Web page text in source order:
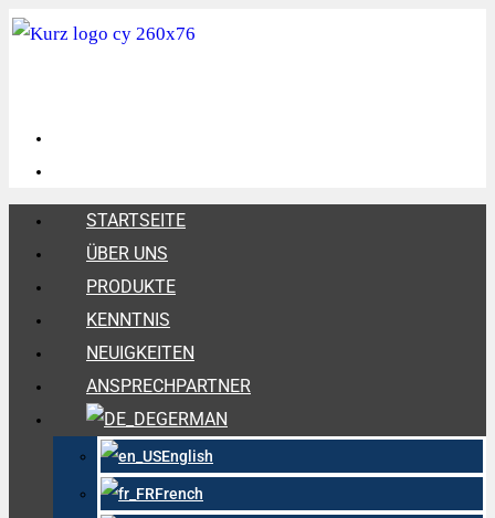
STARTSEITE
ÜBER UNS
PRODUKTE
KENNTNIS
NEUIGKEITEN
ANSPRECHPARTNER
GERMAN
English
French